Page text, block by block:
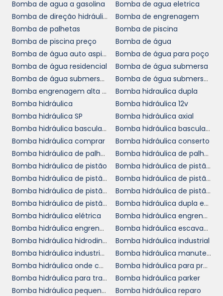
consciente.
ESCOLHENDO A MELHOR
BOMBA HIDRÁULICA AXIAL
PARA O SEU NEGÓCIO
Ao considerar a aquisição de uma bomba
hidráulica axial, é fundamental avaliar
diversos fatores que podem influenciar a
escolha do equipamento ideal. As
especificações técnicas, como vazão,
pressão máxima e viscosidade do fluido,
devem ser levadas em conta. Além disso, o
tipo de aplicação e o ambiente de operação
também desempenham papéis cruciais na
determinação da bomba mais adequada.
Pode ser vantajoso consultar especialistas na
área para garantir que você faça a escolha
certa. Nossos profissionais estão disponíveis
para auxiliar na seleção do produto que
melhor atende às suas necessidades,
garantindo que a sua empresa tenha à
disposição as melhores soluções do mercado.
Bomba de agua a gasolina
Bomba de agua eletrica
Bomba de direção hidráulica
Bomba de engrenagem
Bomba de palhetas
Bomba de piscina
Bomba de piscina preço
Bomba de água
Bomba de água auto aspirante
Bomba de água para poço
Bomba de água residencial
Bomba de água submersa
Bomba de água submersa para poço
Bomba de água submersa preço
Bomba engrenagem alta pressão
Bomba hidraulica dupla
Bomba hidráulica
Bomba hidráulica 12v
Bomba hidráulica SP
Bomba hidráulica axial
Bomba hidráulica basculante
Bomba hidráulica basculante preço
Bomba hidráulica comprar
Bomba hidráulica conserto
Bomba hidráulica de palheta
Bomba hidráulica de palhetas variável
Bomba hidráulica de pistão
Bomba hidráulica de pistão a venda
Bomba hidráulica de pistão cotar
Bomba hidráulica de pistão cotação
Bomba hidráulica de pistão loja
Bomba hidráulica de pistão onde comprar
Bomba hidráulica de pistão orçamento
Bomba hidráulica dupla em SP
Bomba hidráulica elétrica
Bomba hidráulica engrenagem
Bomba hidráulica engrenagem valor
Bomba hidráulica escavadeira
Bomba hidráulica hidrodinâmica
Bomba hidráulica industrial
Bomba hidráulica industrial preço
Bomba hidráulica manutenção
Bomba hidráulica onde comprar
Bomba hidráulica para prensa
Bomba hidráulica para trator
Bomba hidráulica parker
Bomba hidráulica pequena preço
Bomba hidráulica reparo